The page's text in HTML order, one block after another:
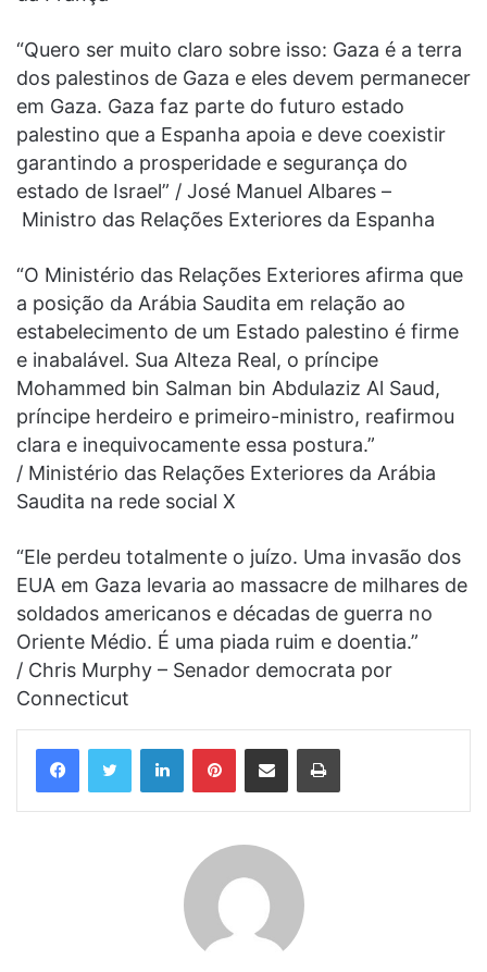
“Quero ser muito claro sobre isso: Gaza é a terra
dos palestinos de Gaza e eles devem permanecer
em Gaza. Gaza faz parte do futuro estado
palestino que a Espanha apoia e deve coexistir
garantindo a prosperidade e segurança do
estado de Israel” / José Manuel Albares –
Ministro das Relações Exteriores da Espanha
“O Ministério das Relações Exteriores afirma que
a posição da Arábia Saudita em relação ao
estabelecimento de um Estado palestino é firme
e inabalável. Sua Alteza Real, o príncipe
Mohammed bin Salman bin Abdulaziz Al Saud,
príncipe herdeiro e primeiro-ministro, reafirmou
clara e inequivocamente essa postura.”
/ Ministério das Relações Exteriores da Arábia
Saudita na rede social X
“Ele perdeu totalmente o juízo. Uma invasão dos
EUA em Gaza levaria ao massacre de milhares de
soldados americanos e décadas de guerra no
Oriente Médio. É uma piada ruim e doentia.”
/ Chris Murphy – Senador democrata por
Connecticut
LinkedinPinterestCompartilhar via e-mail Imprimir